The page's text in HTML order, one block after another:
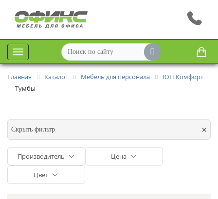
Меню
Главная Каталог Мебель для персонала
ЮН Комфорт
Тумбы
Скрыть фильтр ×
Производитель Цена
Цвет